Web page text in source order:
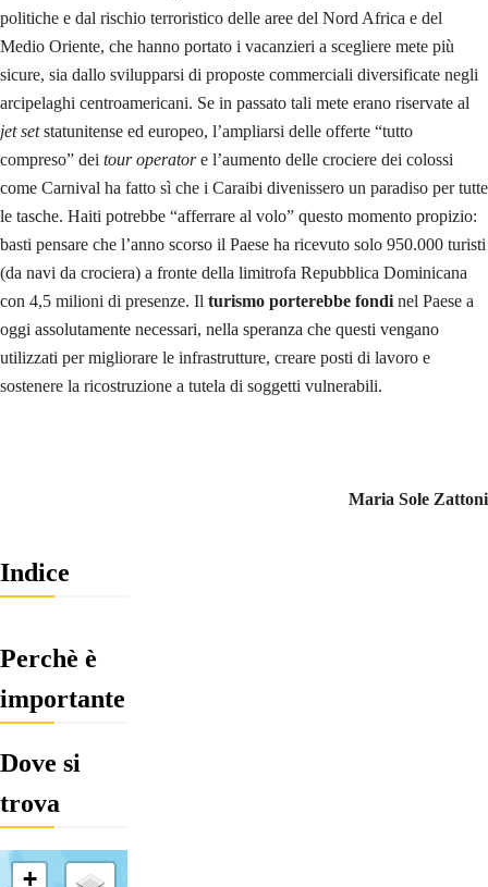
politiche e dal rischio terroristico delle aree del Nord Africa e del
Medio Oriente, che hanno portato i vacanzieri a scegliere mete più
sicure, sia dallo svilupparsi di proposte commerciali diversificate negli
arcipelaghi centroamericani. Se in passato tali mete erano riservate al
jet setstatunitense ed europeo, l’ampliarsi delle offerte “tutto
compreso” dei tour operatore l’aumento delle crociere dei colossi
come Carnival ha fatto sì che i Caraibi divenissero un paradiso per tutte
le tasche. Haiti potrebbe “afferrare al volo” questo momento propizio:
basti pensare che l’anno scorso il Paese ha ricevuto solo 950.000 turisti
(da navi da crociera) a fronte della limitrofa Repubblica Dominicana
con 4,5 milioni di presenze. Il turismo porterebbe fondi nel Paese a
oggi assolutamente necessari, nella speranza che questi vengano
utilizzati per migliorare le infrastrutture, creare posti di lavoro e
sostenere la ricostruzione a tutela di soggetti vulnerabili.
Maria Sole Zattoni
Indice
Perchè è
importante
Dove si
trova